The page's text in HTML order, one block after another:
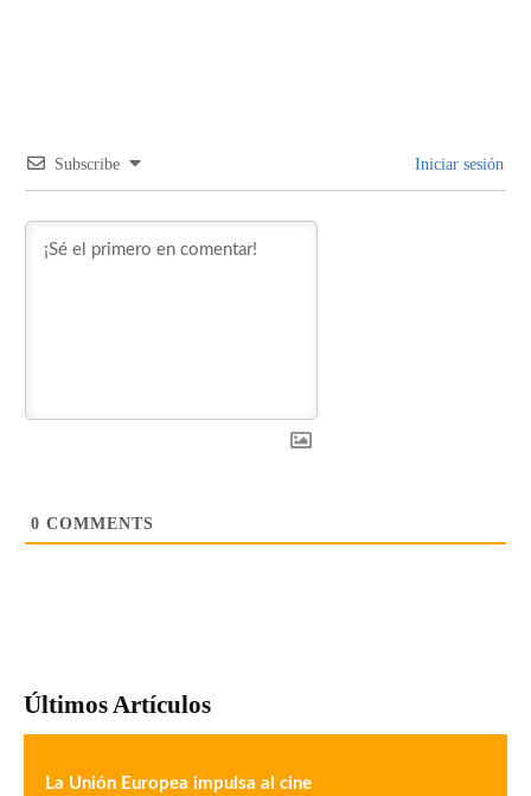
Subscribe Iniciar sesión
0 COMMENTS
Últimos Artículos
La Unión Europea impulsa al cine